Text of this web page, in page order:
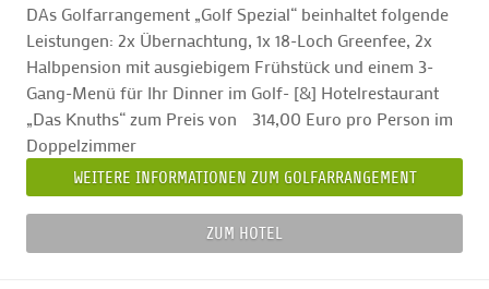
DAs Golfarrangement „Golf Spezial“ beinhaltet folgende
Leistungen: 2x Übernachtung, 1x 18-Loch Greenfee, 2x
Halbpension mit ausgiebigem Frühstück und einem 3-
Gang-Menü für Ihr Dinner im Golf- [&] Hotelrestaurant
„Das Knuths“ zum Preis von 314,00 Euro pro Person im
Doppelzimmer
WEITERE INFORMATIONEN ZUM GOLFARRANGEMENT
ZUM HOTEL